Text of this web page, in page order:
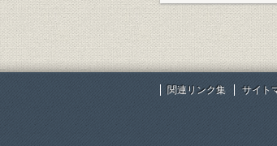
関連リンク集 サイト